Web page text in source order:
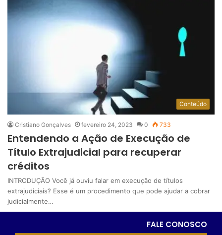
Conteúdo
Cristiano Gonçalves fevereiro 24, 2023 0 733
Entendendo a Ação de Execução de
Título Extrajudicial para recuperar
créditos
INTRODUÇÃO Você já ouviu falar em execução de títulos
extrajudiciais? Esse é um procedimento que pode ajudar a cobrar
judicialmente…
FALE CONOSCO